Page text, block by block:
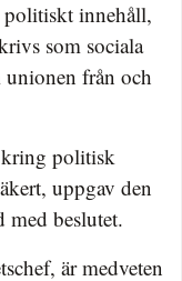
politiskt innehåll,
som sociala
från och
kring politisk
uppgav den
med beslutet.
är medveten